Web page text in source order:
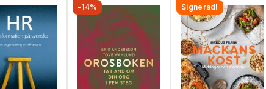
-14% Signerad!